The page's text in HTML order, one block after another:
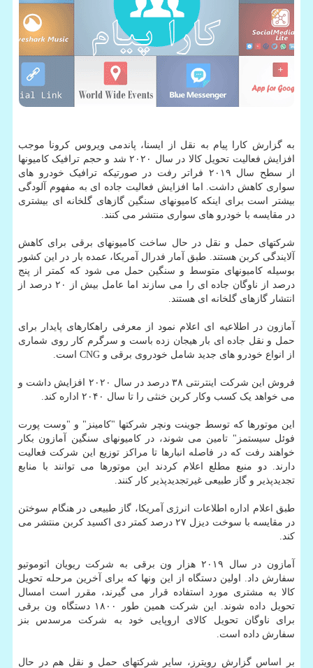
به گزارش کارا پیام به نقل از ایسنا، پاندمی ویروس کرونا موجب
افزایش فعالیت تحویل کالا در سال ۲۰۲۰ شد و حجم ترافیک کامیونها
از سطح سال ۲۰۱۹ فراتر رفت در صورتیکه ترافیک خودرو های
سواری کاهش داشت. اما افزایش فعالیت جاده ای به مفهوم آلودگی
بیشتر است برای اینکه کامیونهای سنگین گازهای گلخانه ای بیشتری
در مقایسه با خودرو های سواری منتشر می کنند.
شرکتهای حمل و نقل در حال ساخت کامیونهای برقی برای کاهش
آلایندگی کربن هستند. طبق آمار فدرال آمریکا، عمده بار در این کشور
بوسیله کامیونهای متوسط و سنگین حمل می شود که کمتر از پنج
درصد از ناوگان جاده ای را می سازند اما عامل بیش از ۲۰ درصد از
انتشار گازهای گلخانه ای هستند.
آمازون در اطلاعیه ای اعلام نمود از معرفی راهکارهای پایدار برای
حمل و نقل جاده ای بار هیجان زده باست و سرگرم کار روی شماری
از انواع خودرو های جدید شامل خودروی برقی و CNG است.
فروش این شرکت اینترنتی ۳۸ درصد در سال ۲۰۲۰ افزایش داشت و
می خواهد یک کسب وکار کربن خنثی را تا سال ۲۰۴۰ اداره کند.
این موتورها که توسط جوینت ونچر شرکتها "کامینز" و "وست پورت
فوئل سیستمز" تامین می شوند، در کامیونهای سنگین آمازون بکار
خواهند رفت که در فاصله انبارها تا مراکز توزیع این شرکت فعالیت
دارند. دو منبع مطلع اعلام کردند این موتورها می توانند با منابع
تجدیدپذیر و گاز طبیعی غیرتجدیدپذیر کار کنند.
طبق اعلام اداره اطلاعات انرژی آمریکا، گاز طبیعی در هنگام سوختن
در مقایسه با سوخت دیزل ۲۷ درصد کمتر دی اکسید کربن منتشر می
کند.
آمازون در سال ۲۰۱۹ هزار ون برقی به شرکت ریویان اتوموتیو
سفارش داد. اولین دستگاه از این ونها که برای آخرین مرحله تحویل
کالا به مشتری مورد استفاده قرار می گیرند، مقرر است امسال
تحویل داده شوند. این شرکت همین طور ۱۸۰۰ دستگاه ون برقی
برای ناوگان تحویل کالای اروپایی خود به شرکت مرسدس بنز
سفارش داده است.
بر اساس گزارش رویترز، سایر شرکتهای حمل و نقل هم در حال